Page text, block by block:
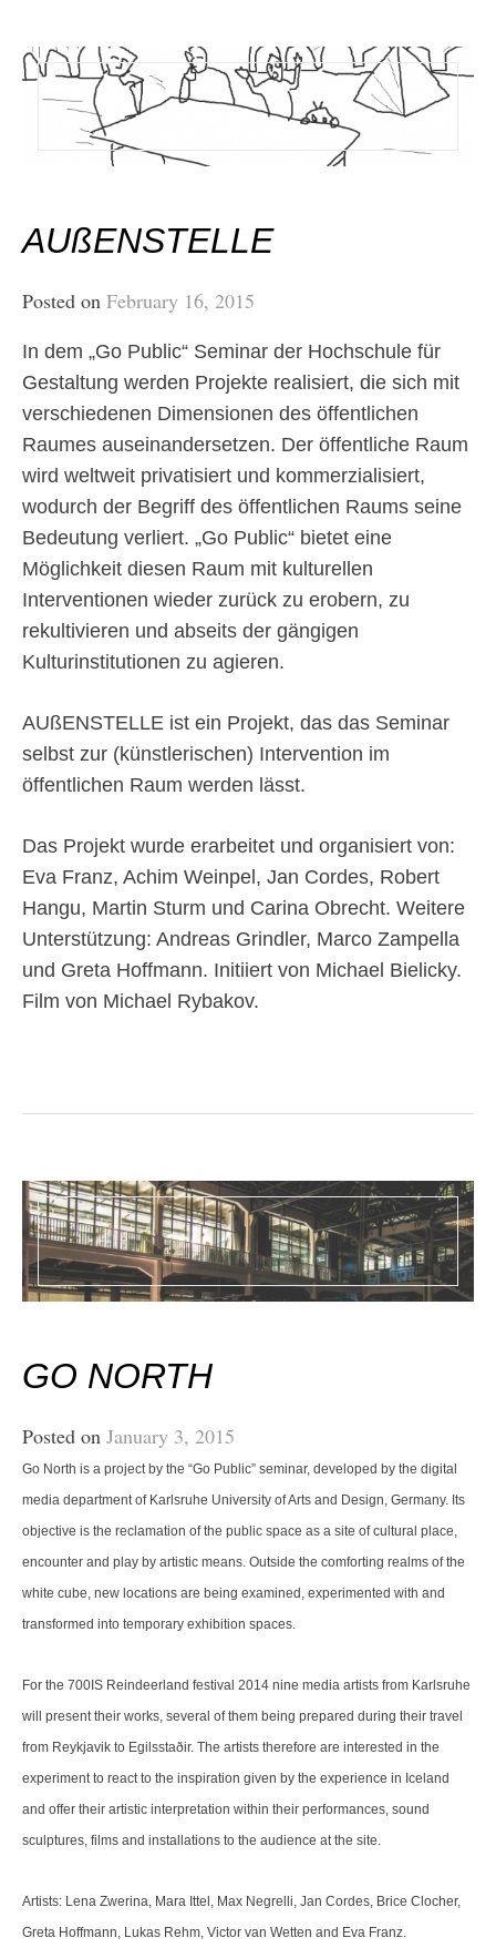
AUßENSTELLE
Posted on February 16, 2015
In dem „Go Public“ Seminar der Hochschule für
Gestaltung werden Projekte realisiert, die sich mit
verschiedenen Dimensionen des öffentlichen
Raumes auseinandersetzen. Der öffentliche Raum
wird weltweit privatisiert und kommerzialisiert,
wodurch der Begriff des öffentlichen Raums seine
Bedeutung verliert. „Go Public“ bietet eine
Möglichkeit diesen Raum mit kulturellen
Interventionen wieder zurück zu erobern, zu
rekultivieren und abseits der gängigen
Kulturinstitutionen zu agieren.
AUßENSTELLE ist ein Projekt, das das Seminar
selbst zur (künstlerischen) Intervention im
öffentlichen Raum werden lässt.
Das Projekt wurde erarbeitet und organisiert von:
Eva Franz, Achim Weinpel, Jan Cordes, Robert
Hangu, Martin Sturm und Carina Obrecht. Weitere
Unterstützung: Andreas Grindler, Marco Zampella
und Greta Hoffmann. Initiiert von Michael Bielicky.
Film von Michael Rybakov.
GO NORTH
Posted on January 3, 2015
Go North is a project by the “Go Public” seminar, developed by the digital
media department of Karlsruhe University of Arts and Design, Germany. Its
objective is the reclamation of the public space as a site of cultural place,
encounter and play by artistic means. Outside the comforting realms of the
white cube, new locations are being examined, experimented with and
transformed into temporary exhibition spaces.
For the 700IS Reindeerland festival 2014 nine media artists from Karlsruhe
will present their works, several of them being prepared during their travel
from Reykjavik to Egilsstaðir. The artists therefore are interested in the
experiment to react to the inspiration given by the experience in Iceland
and offer their artistic interpretation within their performances, sound
sculptures, films and installations to the audience at the site.
Artists: Lena Zwerina, Mara Ittel, Max Negrelli, Jan Cordes, Brice Clocher,
Greta Hoffmann, Lukas Rehm, Victor van Wetten and Eva Franz.